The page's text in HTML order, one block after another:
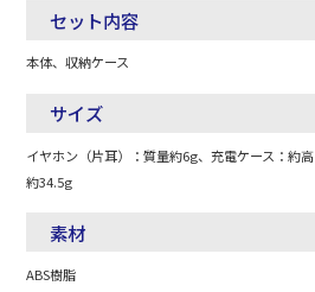
セット内容
本体、収納ケース
サイズ
イヤホン（片耳）：質量約6g、充電ケース：
約34.5g
素材
ABS樹脂